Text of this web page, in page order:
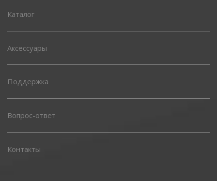
Каталог
Аксессуары
Поддержка
Вопрос-ответ
Контакты